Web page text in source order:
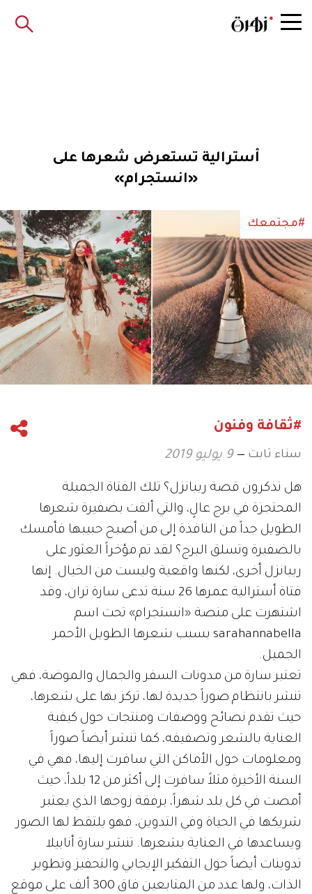
أسترالية تستعرض شعرها على
«انستجرام»
#مجتمعك
#ثقافة وفنون
سناء ثابت 9 يوليو 2019
هل تذكرون قصة ريبانزل؟ تلك الفتاة الجميلة
المحتجزة في برج عالٍ، والتي ألقت بضفيرة شعرها
الطويل جداً من النافذة إلى من أصبح حبيبها فأمسك
بالضفيرة وتسلق البرج؟ لقد تم مؤخراً العثور على
ريبانزل أخرى، لكنها واقعية وليست من الخيال. إنها
فتاة أسترالية عمرها 26 سنة تدعى سارة تران، وقد
اشتهرت على منصة «انستجرام» تحت اسم
sarahannabella بسبب شعرها الطويل الأحمر
الجميل.
تعتبر سارة من مدونات السفر والجمال والموضة، فهي
تنشر بانتظام صوراً جديدة لها، تركز بها على شعرها،
حيث تقدم نصائح ووصفات ومنتجات حول كيفية
العناية بالشعر وتصفيفه، كما تنشر أيضاً صوراً
ومعلومات حول الأماكن التي سافرت إليها، فهي في
السنة الأخيرة مثلاً سافرت إلى أكثر من 12 بلداً، حيث
أمضت في كل بلد شهراً، برفقة زوجها الذي يعتبر
شريكها في الحياة وفي التدوين، فهو يلتقط لها الصور
ويساعدها في العناية بشعرها. تنشر سارة أنابيلا
تدوينات أيضاً حول التفكير الإيجابي والتحفيز وتطوير
الذات، ولها عدد من المتابعين فاق 300 ألف على موقع